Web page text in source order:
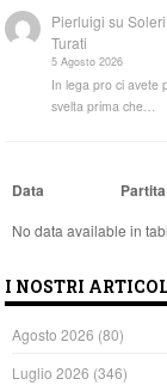
Pierluigi su
Turati
5 Agosto 2026
In lega pro ci avete
svelta prima che…
Data Partita
No data available in
I NOSTRI
Agosto 2026 (80)
Luglio 2026 (346)